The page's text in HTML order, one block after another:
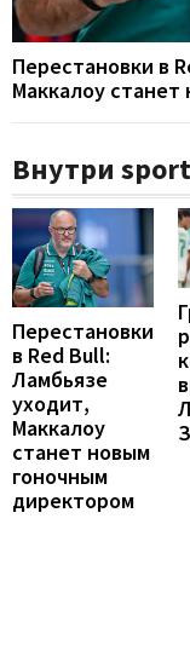
Перестановки в
Маккалоу
Внутри
Перестановки
в Red Bull:
Ламбьязе
уходит,
Маккалоу
станет новым
гоночным
директором